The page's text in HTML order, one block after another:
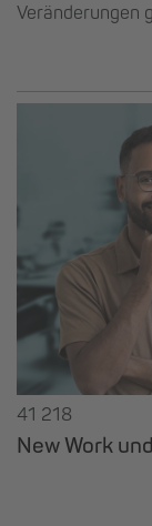
Veränderungen
41 218
New Work